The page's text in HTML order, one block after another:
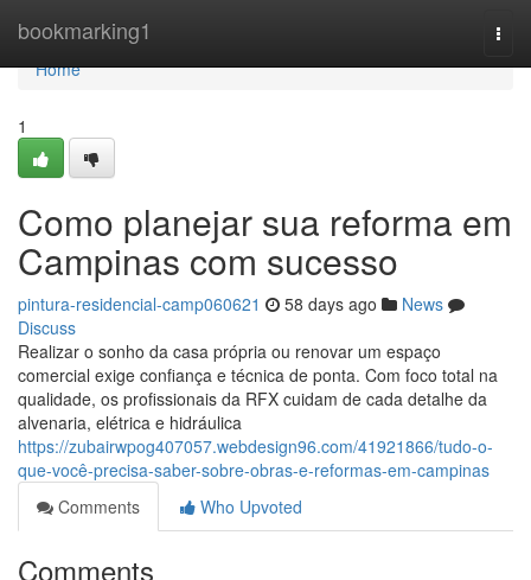
bookmarking1
Home
Home
1
Como planejar sua reforma em
Campinas com sucesso
pintura-residencial-camp060621 58 days ago
News
Discuss
Realizar o sonho da casa própria ou renovar um espaço
comercial exige confiança e técnica de ponta. Com foco total na
qualidade, os profissionais da RFX cuidam de cada detalhe da
alvenaria, elétrica e hidráulica
https://zubairwpog407057.webdesign96.com/41921866/tudo-o-
que-você-precisa-saber-sobre-obras-e-reformas-em-campinas
Comments
Who Upvoted
Comments